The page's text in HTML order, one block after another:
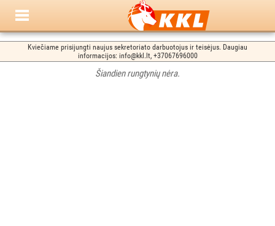
Kviečiame prisijungti naujus sekretoriato darbuotojus ir teisėjus. Daugiau
informacijos: info@kkl.lt, +37067696000
Šiandien rungtynių nėra.